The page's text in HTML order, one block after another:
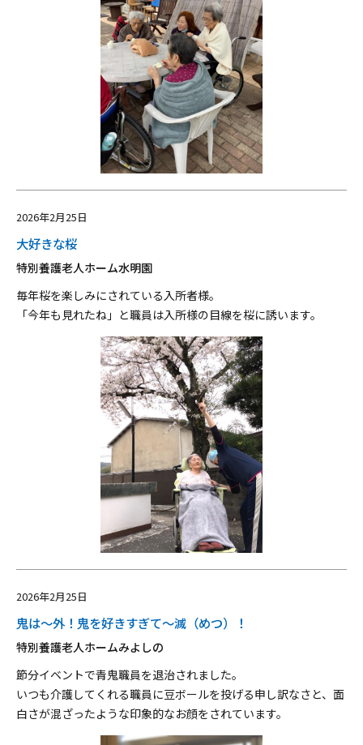
2026年2月25日
大好きな桜
特別養護老人ホーム水明園
毎年桜を楽しみにされている入所者様。
「今年も見れたね」と職員は入所様の目線を桜に誘います。
2026年2月25日
鬼は～外！鬼を好きすぎて～滅（めつ）！
特別養護老人ホームみよしの
節分イベントで青鬼職員を退治されました。
いつも介護してくれる職員に豆ボールを投げる申し訳なさと、面
白さが混ざったような印象的なお顔をされています。